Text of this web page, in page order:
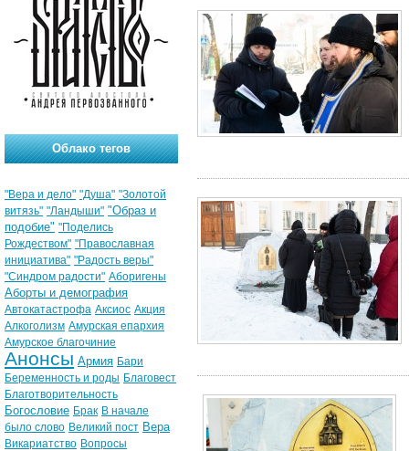
Облако тегов
"Вера и дело" "Душа" "Золотой
витязь" "Ландыши" "Образ и
подобие" "Поделись
Рождеством" "Православная
инициатива" "Радость веры"
"Синдром радости" Аборигены
Аборты и демография
Автокатастрофа Аксиос Акция
Алкоголизм Амурская епархия
Амурское благочиние
Анонсы Армия Бари
Беременность и роды Благовест
Благотворительность
Богословие Брак В начале
было слово Великий пост Вера
Викариатство Вопросы